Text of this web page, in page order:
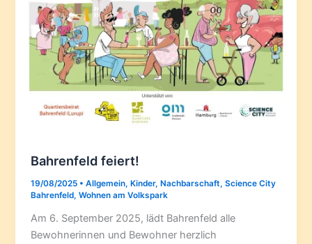
Bahrenfeld feiert!
19/08/2025 •Allgemein, Kinder, Nachbarschaft,Science City
Bahrenfeld,Wohnen am Volkspark
Am 6. September 2025, lädt Bahrenfeld alle
Bewohnerinnen und Bewohner herzlich